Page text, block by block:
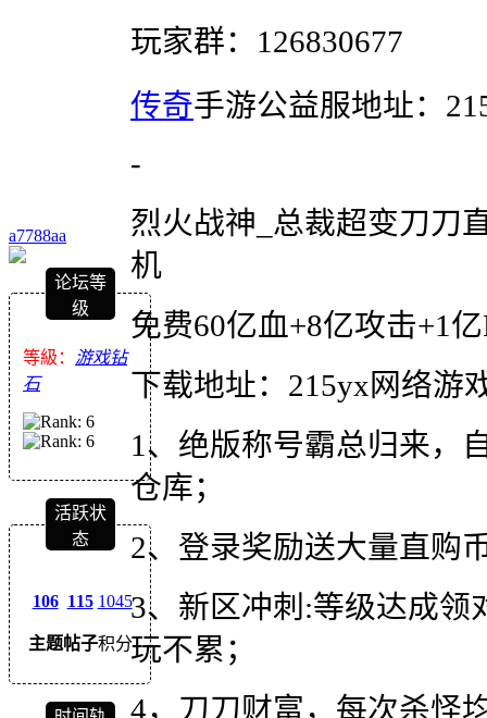
a7788aa
论坛等
级
等級： 游戏钻
石
活跃状
态
106
主题
115
帖子
1045
积分
玩家群： 126830677
传奇手游公益服地址：
-
烈火战神 _总裁超变刀
机
免费60亿血+8亿攻击+1
下载地址：215yx网络游
1、绝版称号霸总归来，
仓库；
2、登录奖励送大量直购
3、新区冲刺:等级达成领
玩不累；
4，刀刀财富，每次杀怪